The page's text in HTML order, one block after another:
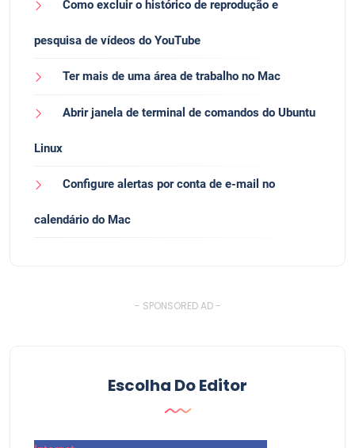
Como excluir o histórico de reprodução e
pesquisa de vídeos do YouTube
Ter mais de uma área de trabalho no Mac
Abrir janela de terminal de comandos do Ubuntu
Linux
Configure alertas por conta de e-mail no
calendário do Mac
- SPONSORED AD -
Escolha Do Editor